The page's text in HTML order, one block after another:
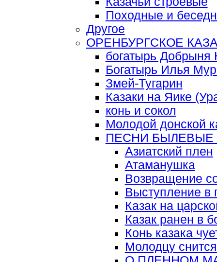
Походные и
Другое
ОРЕНБУРГСКОЕ
богатырь Добрыня
Богатырь Илья
Змей-Тугарин
Казаки на Яике
конь и сокол
Молодой донской
ПЕСНИ
Азиатский плен
Атаманушка
Возвращение
Выступление в
Казак на
Казак ранен в
Конь казака
Молодцу